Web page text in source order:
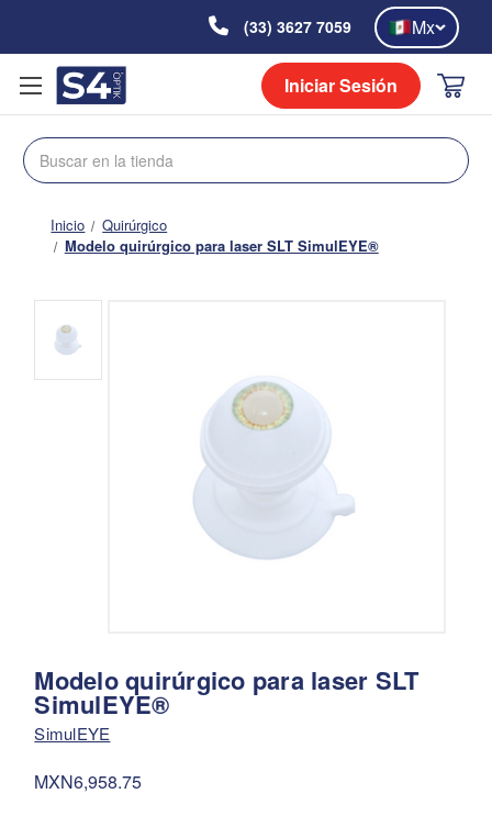
(33) 3627 7059 Mx
Iniciar Sesión
Buscar
Inicio
Quirúrgico
Modelo quirúrgico para laser SLT SimulEYE®
Modelo quirúrgico para laser SLT
SimulEYE®
SimulEYE
MXN6,958.75